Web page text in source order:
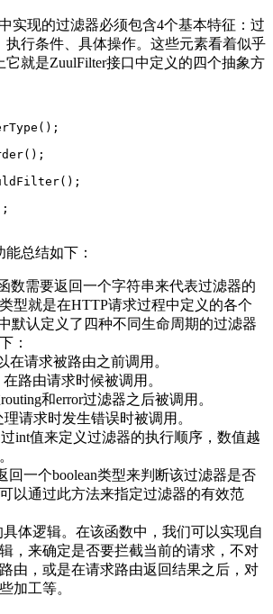
实现的过滤器必须包含4个基本特征：过
执行条件、具体操作。这些元素看着似乎
就是ZuulFilter接口中定义的四个抽象方
() ;
() ;
() ;
;
总结如下：
数需要返回一个字符串来代表过滤器的
型就是在HTTP请求过程中定义的各个
默认定义了四种不同生命周期的过滤器
：
在请求被路由之前调用。
在路由请求时候被调用。
和error过滤器之后被调用。
理请求时发生错误时被调用。
int值来定义过滤器的执行顺序，数值越
回一个boolean类型来判断该过滤器是否
以通过此方法来指定过滤器的有效范
具体逻辑。在该函数中，我们可以实现自
，来确定是否要拦截当前的请求，不对
由，或是在请求路由返回结果之后，对
加工等。